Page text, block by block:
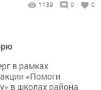
1139 0 0
в рамках
«Помоги
в школах района